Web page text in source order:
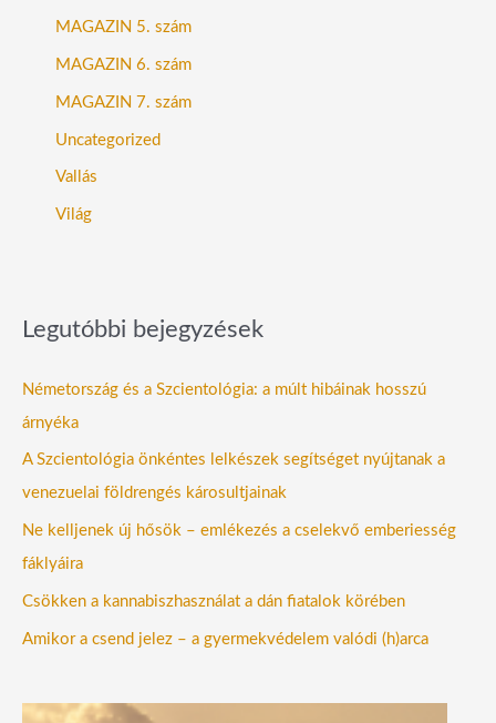
MAGAZIN 5. szám
MAGAZIN 6. szám
MAGAZIN 7. szám
Uncategorized
Vallás
Világ
Legutóbbi bejegyzések
Németország és a Szcientológia: a múlt hibáinak hosszú
árnyéka
A Szcientológia önkéntes lelkészek segítséget nyújtanak a
venezuelai földrengés károsultjainak
Ne kelljenek új hősök – emlékezés a cselekvő emberiesség
fáklyáira
Csökken a kannabiszhasználat a dán fiatalok körében
Amikor a csend jelez – a gyermekvédelem valódi (h)arca